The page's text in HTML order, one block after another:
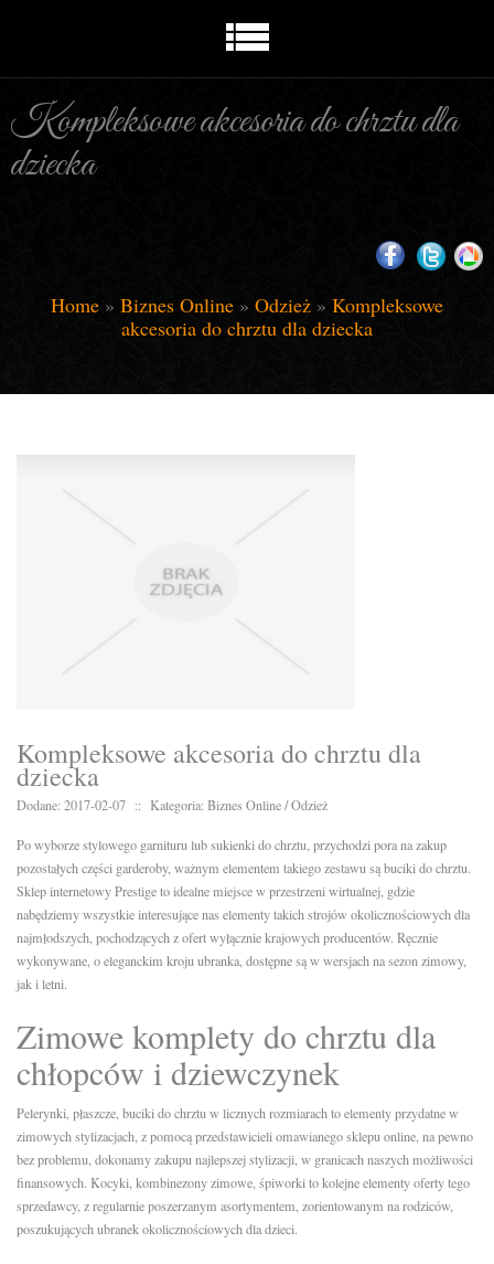
Kompleksowe akcesoria do chrztu dla
dziecka
Home » Biznes Online » Odzież » Kompleksowe
akcesoria do chrztu dla dziecka
Kompleksowe akcesoria do chrztu dla
dziecka
Dodane: 2017-02-07 :: Kategoria: Biznes Online / Odzież
Po wyborze stylowego garnituru lub sukienki do chrztu, przychodzi pora na zakup
pozostałych części garderoby, ważnym elementem takiego zestawu są buciki do chrztu.
Sklep internetowy Prestige to idealne miejsce w przestrzeni wirtualnej, gdzie
nabędziemy wszystkie interesujące nas elementy takich strojów okolicznościowych dla
najmłodszych, pochodzących z ofert wyłącznie krajowych producentów. Ręcznie
wykonywane, o eleganckim kroju ubranka, dostępne są w wersjach na sezon zimowy,
jak i letni.
Zimowe komplety do chrztu dla
chłopców i dziewczynek
Pelerynki, płaszcze, buciki do chrztu w licznych rozmiarach to elementy przydatne w
zimowych stylizacjach, z pomocą przedstawicieli omawianego sklepu online, na pewno
bez problemu, dokonamy zakupu najlepszej stylizacji, w granicach naszych możliwości
finansowych. Kocyki, kombinezony zimowe, śpiworki to kolejne elementy oferty tego
sprzedawcy, z regularnie poszerzanym asortymentem, zorientowanym na rodziców,
poszukujących ubranek okolicznościowych dla dzieci.